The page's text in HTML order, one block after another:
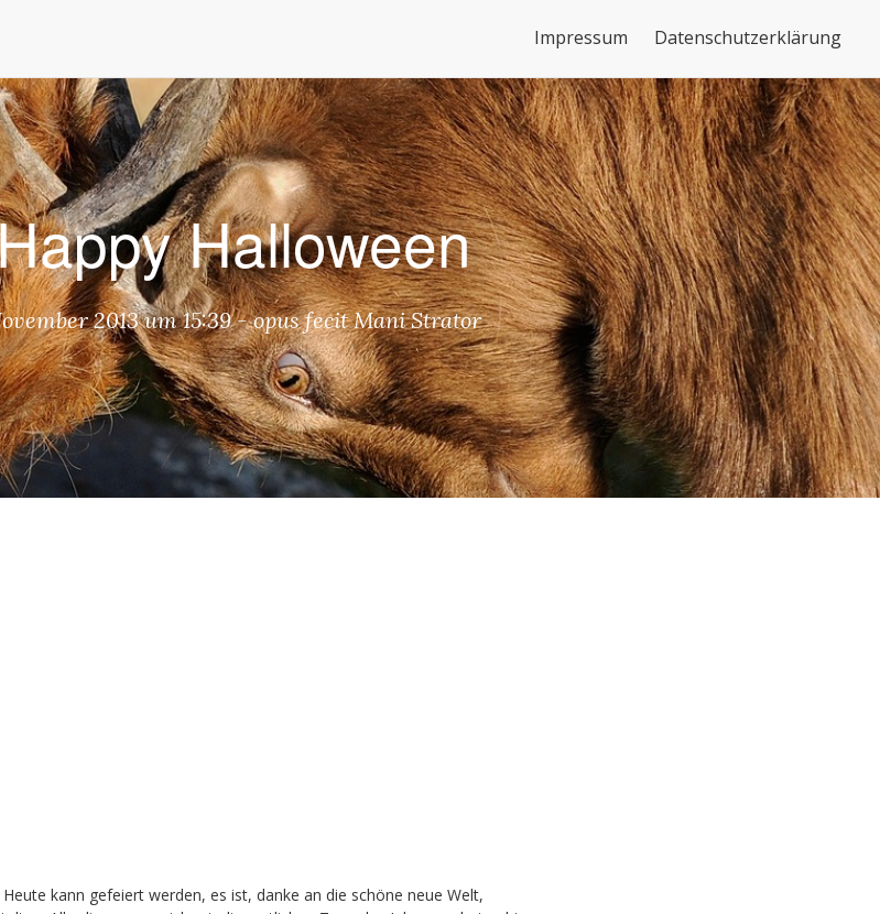
Impressum Datenschutzerklärung
Halloween
2013 um 15:39-opus fecit Mani Strator
kann gefeiert werden, es ist, danke an die schöne neue Welt,